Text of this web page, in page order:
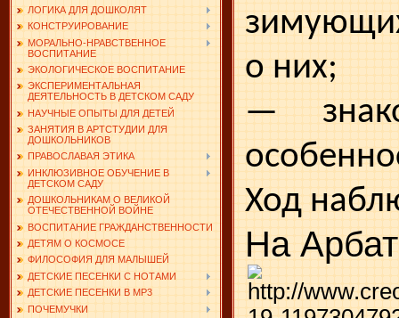
ЛОГИКА ДЛЯ ДОШКОЛЯТ
КОНСТРУИРОВАНИЕ
МОРАЛЬНО-НРАВСТВЕННОЕ
ВОСПИТАНИЕ
ЭКОЛОГИЧЕСКОЕ ВОСПИТАНИЕ
ЭКСПЕРИМЕНТАЛЬНАЯ
ДЕЯТЕЛЬНОСТЬ В ДЕТСКОМ САДУ
НАУЧНЫЕ ОПЫТЫ ДЛЯ ДЕТЕЙ
ЗАНЯТИЯ В АРТСТУДИИ ДЛЯ
ДОШКОЛЬНИКОВ
ПРАВОСЛАВАЯ ЭТИКА
ИНКЛЮЗИВНОЕ ОБУЧЕНИЕ В
ДЕТСКОМ САДУ
ДОШКОЛЬНИКАМ О ВЕЛИКОЙ
ОТЕЧЕСТВЕННОЙ ВОЙНЕ
ВОСПИТАНИЕ ГРАЖДАНСТВЕННОСТИ
ДЕТЯМ О КОСМОСЕ
ФИЛОСОФИЯ ДЛЯ МАЛЫШЕЙ
ДЕТСКИЕ ПЕСЕНКИ С НОТАМИ
ДЕТСКИЕ ПЕСЕНКИ В MP3
ПОЧЕМУЧКИ
о них;
—
Ход
На